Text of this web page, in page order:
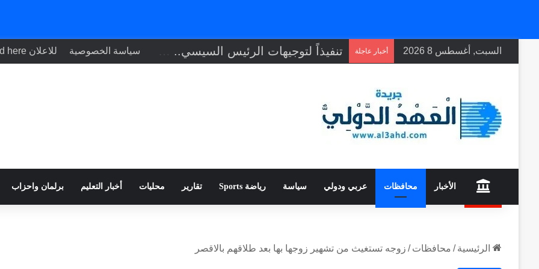
السبت, أغسطس 8 2026 أخبار عاجلة تنفيذاً لتوجيهات الرئيس السيسي.. وزير الصحة يبحث مع نظيره التشادي سياسة الخصوصية للاعلان Your ad here
الأخبار محافظات عربي ودولي سياسة رياضة Sports تقارير محليات أخبار التعليم برلمان واحزاب
الرئيسية / محافظات / زوجه تستغيث من تشهير زوجها بها بعد طلاقهم بالاقصر